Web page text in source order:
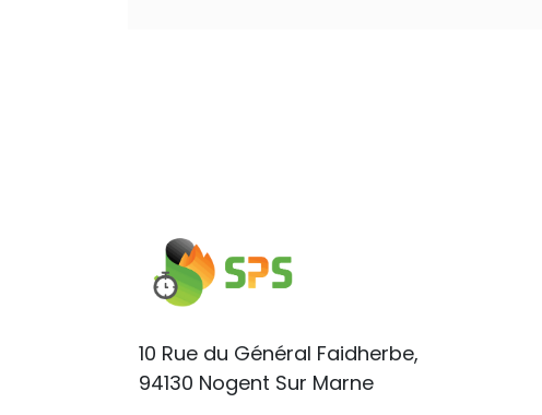
10 Rue du Général Faidherbe,
94130 Nogent Sur Marne